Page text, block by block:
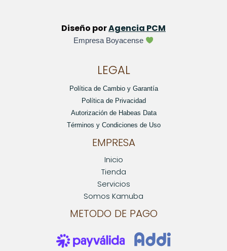
Diseño porAgencia PCM
Empresa Boyacense
LEGAL
Política de Cambio y Garantía
Política de Privacidad
Autorización de Habeas Data
Términos y Condiciones de Uso
EMPRESA
Inicio
Tienda
Servicios
Somos Kamuba
METODO DE PAGO